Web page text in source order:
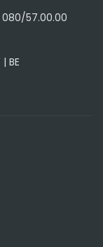
080/57.00.00
BE